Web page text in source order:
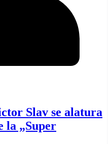
Slav se alatura
la „Super